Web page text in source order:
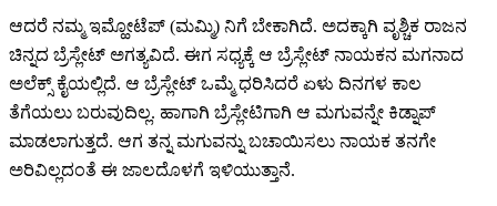
ಆದರೆ ನಮ್ಮ ಇಮ್ಹೋಟೆಪ್ (ಮಮ್ಮಿ) ನಿಗೆ ಬೇಕಾಗಿದೆ. ಅದಕ್ಕಾಗಿ ವೃಶ್ಚಿಕ ರಾಜನ
ಚಿನ್ನದ ಬ್ರೆಸ್ಲೇಟ್ ಅಗತ್ಯವಿದೆ. ಈಗ ಸಧ್ಯಕ್ಕೆ ಆ ಬ್ರೆಸ್ಲೇಟ್ ನಾಯಕನ ಮಗನಾದ
ಅಲೆಕ್ಸ್ ಕೈಯಲ್ಲಿದೆ. ಆ ಬ್ರೆಸ್ಲೇಟ್ ಒಮ್ಮೆ ಧರಿಸಿದರೆ ಏಳು ದಿನಗಳ‌ ಕಾಲ
ತೆಗೆಯಲು ಬರುವುದಿಲ್ಲ. ಹಾಗಾಗಿ ಬ್ರೆಸ್ಲೇಟಿಗಾಗಿ ಆ ಮಗುವನ್ನೇ ಕಿಡ್ನಾಪ್
ಮಾಡಲಾಗುತ್ತದೆ. ಆಗ ತನ್ನ ಮಗುವನ್ನು ಬಚಾಯಿಸಲು ನಾಯಕ ತನಗೇ
ಅರಿವಿಲ್ಲದಂತೆ ಈ ಜಾಲದೊಳಗೆ ಇಳಿಯುತ್ತಾನೆ.